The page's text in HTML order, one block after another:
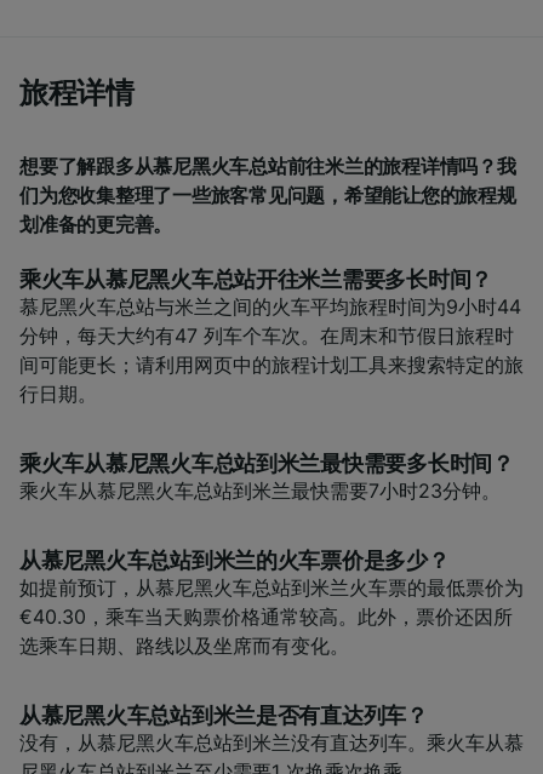
旅程详情
想要了解跟多从慕尼黑火车总站前往米兰的旅程详情吗？我
们为您收集整理了一些旅客常见问题，希望能让您的旅程规
划准备的更完善。
乘火车从慕尼黑火车总站开往米兰需要多长时间？
慕尼黑火车总站与米兰之间的火车平均旅程时间为9小时44
分钟，每天大约有47 列车个车次。在周末和节假日旅程时
间可能更长；请利用网页中的旅程计划工具来搜索特定的旅
行日期。
乘火车从慕尼黑火车总站到米兰最快需要多长时间？
乘火车从慕尼黑火车总站到米兰最快需要7小时23分钟。
从慕尼黑火车总站到米兰的火车票价是多少？
如提前预订，从慕尼黑火车总站到米兰火车票的最低票价为
€40.30，乘车当天购票价格通常较高。此外，票价还因所
选乘车日期、路线以及坐席而有变化。
从慕尼黑火车总站到米兰是否有直达列车？
没有，从慕尼黑火车总站到米兰没有直达列车。乘火车从慕